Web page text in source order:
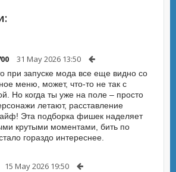
31 May 2026 13:50
при запуске мода все еще видно со
меню, может, что-то не так с
Но когда ты уже на поле – просто
летают, расставление
Эта подборка фишек наделяет
крутыми моментами, бить по
гораздо интереснее.
15 May 2026 19:50